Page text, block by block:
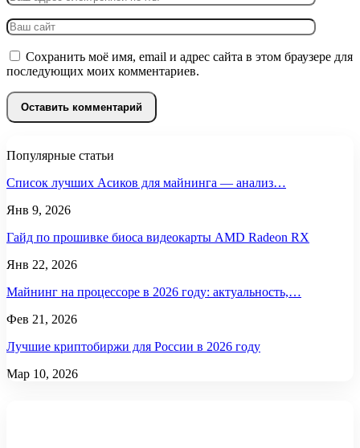
Сохранить моё имя, email и адрес сайта в этом браузере для
последующих моих комментариев.
Популярные статьи
Список лучших Асиков для майнинга — анализ…
Янв 9, 2026
Гайд по прошивке биоса видеокарты AMD Radeon RX
Янв 22, 2026
Майнинг на процессоре в 2026 году: актуальность,…
Фев 21, 2026
Лучшие криптобиржи для России в 2026 году
Мар 10, 2026